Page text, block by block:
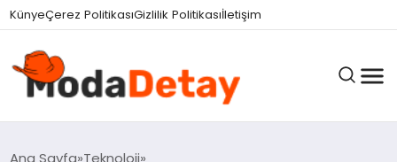
felix markets 360
felix markets yatırım
felix markets pro
felix markets
felix markets app
KünyeÇerez PolitikasıGizlilik Politikasıİletişim
GÜNDEM